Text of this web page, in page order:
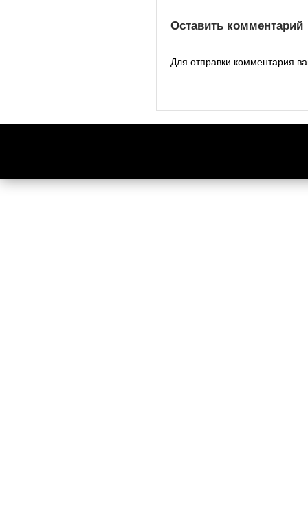
Оставить комментарий
Для отправки комментария